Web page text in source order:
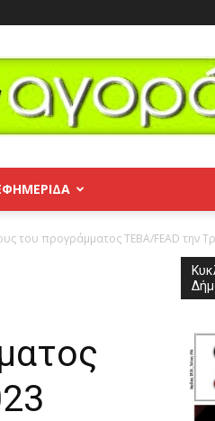
του προγράμματος ΤΕΒΑ/FEAD την